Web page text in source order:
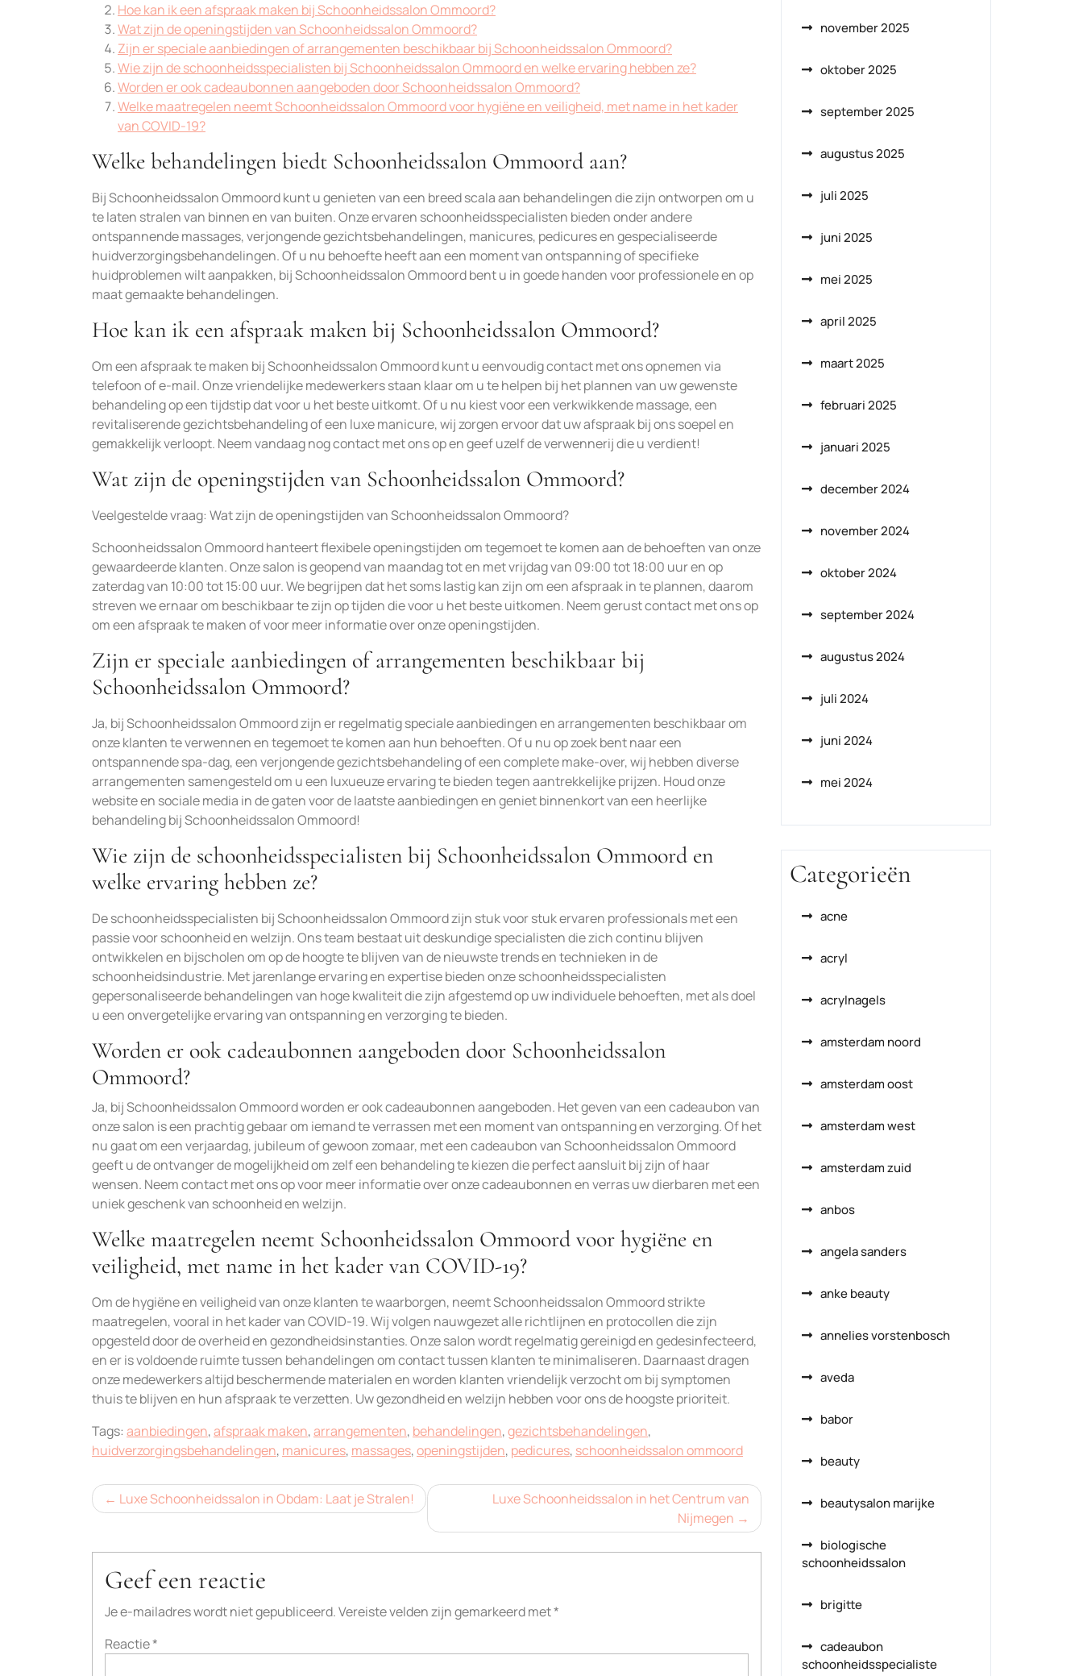
Hoe kan ik een afspraak maken bij Schoonheidssalon Ommoord?
Wat zijn de openingstijden van Schoonheidssalon Ommoord?
Zijn er speciale aanbiedingen of arrangementen beschikbaar bij Schoonheidssalon Ommoord?
Wie zijn de schoonheidsspecialisten bij Schoonheidssalon Ommoord en welke ervaring hebben ze?
Worden er ook cadeaubonnen aangeboden door Schoonheidssalon Ommoord?
Welke maatregelen neemt Schoonheidssalon Ommoord voor hygiëne en veiligheid, met name in het kader
van COVID-19?
Welke behandelingen biedt Schoonheidssalon Ommoord aan?
Bij Schoonheidssalon Ommoord kunt u genieten van een breed scala aan behandelingen die zijn ontworpen om u
te laten stralen van binnen en van buiten. Onze ervaren schoonheidsspecialisten bieden onder andere
ontspannende massages, verjongende gezichtsbehandelingen, manicures, pedicures en gespecialiseerde
huidverzorgingsbehandelingen. Of u nu behoefte heeft aan een moment van ontspanning of specifieke
huidproblemen wilt aanpakken, bij Schoonheidssalon Ommoord bent u in goede handen voor professionele en op
maat gemaakte behandelingen.
Hoe kan ik een afspraak maken bij Schoonheidssalon Ommoord?
Om een afspraak te maken bij Schoonheidssalon Ommoord kunt u eenvoudig contact met ons opnemen via
telefoon of e-mail. Onze vriendelijke medewerkers staan klaar om u te helpen bij het plannen van uw gewenste
behandeling op een tijdstip dat voor u het beste uitkomt. Of u nu kiest voor een verkwikkende massage, een
revitaliserende gezichtsbehandeling of een luxe manicure, wij zorgen ervoor dat uw afspraak bij ons soepel en
gemakkelijk verloopt. Neem vandaag nog contact met ons op en geef uzelf de verwennerij die u verdient!
Wat zijn de openingstijden van Schoonheidssalon Ommoord?
Veelgestelde vraag: Wat zijn de openingstijden van Schoonheidssalon Ommoord?
Schoonheidssalon Ommoord hanteert flexibele openingstijden om tegemoet te komen aan de behoeften van onze
gewaardeerde klanten. Onze salon is geopend van maandag tot en met vrijdag van 09:00 tot 18:00 uur en op
zaterdag van 10:00 tot 15:00 uur. We begrijpen dat het soms lastig kan zijn om een afspraak in te plannen, daarom
streven we ernaar om beschikbaar te zijn op tijden die voor u het beste uitkomen. Neem gerust contact met ons op
om een afspraak te maken of voor meer informatie over onze openingstijden.
Zijn er speciale aanbiedingen of arrangementen beschikbaar bij
Schoonheidssalon Ommoord?
Ja, bij Schoonheidssalon Ommoord zijn er regelmatig speciale aanbiedingen en arrangementen beschikbaar om
onze klanten te verwennen en tegemoet te komen aan hun behoeften. Of u nu op zoek bent naar een
ontspannende spa-dag, een verjongende gezichtsbehandeling of een complete make-over, wij hebben diverse
arrangementen samengesteld om u een luxueuze ervaring te bieden tegen aantrekkelijke prijzen. Houd onze
website en sociale media in de gaten voor de laatste aanbiedingen en geniet binnenkort van een heerlijke
behandeling bij Schoonheidssalon Ommoord!
Wie zijn de schoonheidsspecialisten bij Schoonheidssalon Ommoord en
welke ervaring hebben ze?
De schoonheidsspecialisten bij Schoonheidssalon Ommoord zijn stuk voor stuk ervaren professionals met een
passie voor schoonheid en welzijn. Ons team bestaat uit deskundige specialisten die zich continu blijven
ontwikkelen en bijscholen om op de hoogte te blijven van de nieuwste trends en technieken in de
schoonheidsindustrie. Met jarenlange ervaring en expertise bieden onze schoonheidsspecialisten
gepersonaliseerde behandelingen van hoge kwaliteit die zijn afgestemd op uw individuele behoeften, met als doel
u een onvergetelijke ervaring van ontspanning en verzorging te bieden.
Worden er ook cadeaubonnen aangeboden door Schoonheidssalon
Ommoord?
Ja, bij Schoonheidssalon Ommoord worden er ook cadeaubonnen aangeboden. Het geven van een cadeaubon van
onze salon is een prachtig gebaar om iemand te verrassen met een moment van ontspanning en verzorging. Of het
nu gaat om een verjaardag, jubileum of gewoon zomaar, met een cadeaubon van Schoonheidssalon Ommoord
geeft u de ontvanger de mogelijkheid om zelf een behandeling te kiezen die perfect aansluit bij zijn of haar
wensen. Neem contact met ons op voor meer informatie over onze cadeaubonnen en verras uw dierbaren met een
uniek geschenk van schoonheid en welzijn.
Welke maatregelen neemt Schoonheidssalon Ommoord voor hygiëne en
veiligheid, met name in het kader van COVID-19?
Om de hygiëne en veiligheid van onze klanten te waarborgen, neemt Schoonheidssalon Ommoord strikte
maatregelen, vooral in het kader van COVID-19. Wij volgen nauwgezet alle richtlijnen en protocollen die zijn
opgesteld door de overheid en gezondheidsinstanties. Onze salon wordt regelmatig gereinigd en gedesinfecteerd,
en er is voldoende ruimte tussen behandelingen om contact tussen klanten te minimaliseren. Daarnaast dragen
onze medewerkers altijd beschermende materialen en worden klanten vriendelijk verzocht om bij symptomen
thuis te blijven en hun afspraak te verzetten. Uw gezondheid en welzijn hebben voor ons de hoogste prioriteit.
Tags: aanbiedingen,afspraak maken,arrangementen, behandelingen,gezichtsbehandelingen,
huidverzorgingsbehandelingen, manicures, massages,openingstijden, pedicures, schoonheidssalon ommoord
Bericht
Luxe Schoonheidssalon in Obdam: Laat je Stralen!
Luxe Schoonheidssalon in het Centrum van
Nijmegen
Geef een reactie
Je e-mailadres wordt niet gepubliceerd.Vereiste velden zijn gemarkeerd met*
Reactie*
november 2025
oktober 2025
september 2025
augustus 2025
juli 2025
juni 2025
mei 2025
april 2025
maart 2025
februari 2025
januari 2025
december 2024
november 2024
oktober 2024
september 2024
augustus 2024
juli 2024
juni 2024
mei 2024
Categorieën
acne
acryl
acrylnagels
amsterdam noord
amsterdam oost
amsterdam west
amsterdam zuid
anbos
angela sanders
anke beauty
annelies vorstenbosch
aveda
babor
beauty
beautysalon marijke
biologische
schoonheidssalon
brigitte
cadeaubon
schoonheidsspecialiste